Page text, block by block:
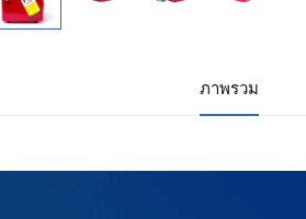
ภาพรวม